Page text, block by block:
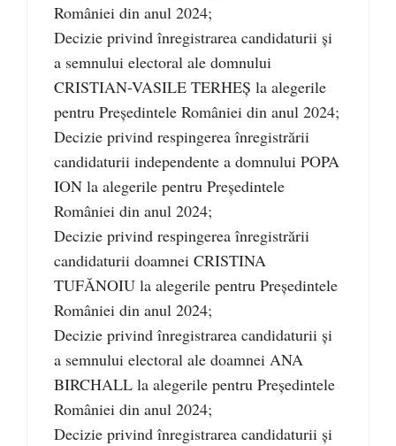
României din anul 2024;
Decizie privind înregistrarea candidaturii și
a semnului electoral ale domnului
CRISTIAN-VASILE TERHEȘ la alegerile
pentru Președintele României din anul 2024;
Decizie privind respingerea înregistrării
candidaturii independente a domnului POPA
ION la alegerile pentru Președintele
României din anul 2024;
Decizie privind respingerea înregistrării
candidaturii doamnei CRISTINA
TUFĂNOIU la alegerile pentru Președintele
României din anul 2024;
Decizie privind înregistrarea candidaturii și
a semnului electoral ale doamnei ANA
BIRCHALL la alegerile pentru Președintele
României din anul 2024;
Decizie privind înregistrarea candidaturii și